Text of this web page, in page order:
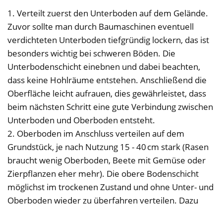
1. Verteilt zuerst den Unterboden auf dem Gelände.
Zuvor sollte man durch Baumaschinen eventuell
verdichteten Unterboden tiefgründig lockern, das ist
besonders wichtig bei schweren Böden. Die
Unterbodenschicht einebnen und dabei beachten,
dass keine Hohlräume entstehen. Anschließend die
Oberfläche leicht aufrauen, dies gewährleistet, dass
beim nächsten Schritt eine gute Verbindung zwischen
Unterboden und Oberboden entsteht.
2. Oberboden im Anschluss verteilen auf dem
Grundstück, je nach Nutzung 15 - 40 cm stark (Rasen
braucht wenig Oberboden, Beete mit Gemüse oder
Zierpflanzen eher mehr). Die obere Bodenschicht
möglichst im trockenen Zustand und ohne Unter- und
Oberboden wieder zu überfahren verteilen. Dazu